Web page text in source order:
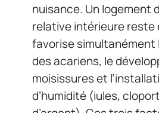
nuisance. Un logement
relative intérieure reste
favorise
des acariens, le
moisissures et
d’humidité (iules,